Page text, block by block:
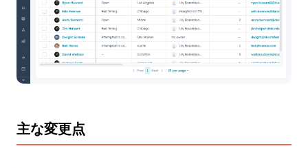
主な変更点